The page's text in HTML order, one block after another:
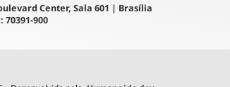
Center, Sala 601 | Brasília
70391-900